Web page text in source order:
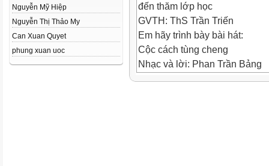
Nguyễn Mỹ Hiệp
Nguyễn Thị Thảo My
Can Xuan Quyet
phung xuan uoc
đến thăm lớp học
GVTH: ThS Trần Triến
Em hãy trình bày bài hát:
Cộc cách tùng cheng
Nhạc và lời: Phan Trần Bảng